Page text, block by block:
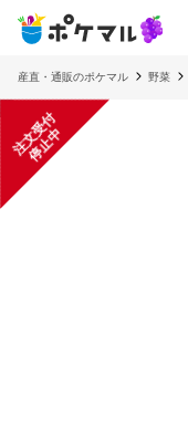
産直・通販のポケマル 野菜
注
文
受
付
停
止
中